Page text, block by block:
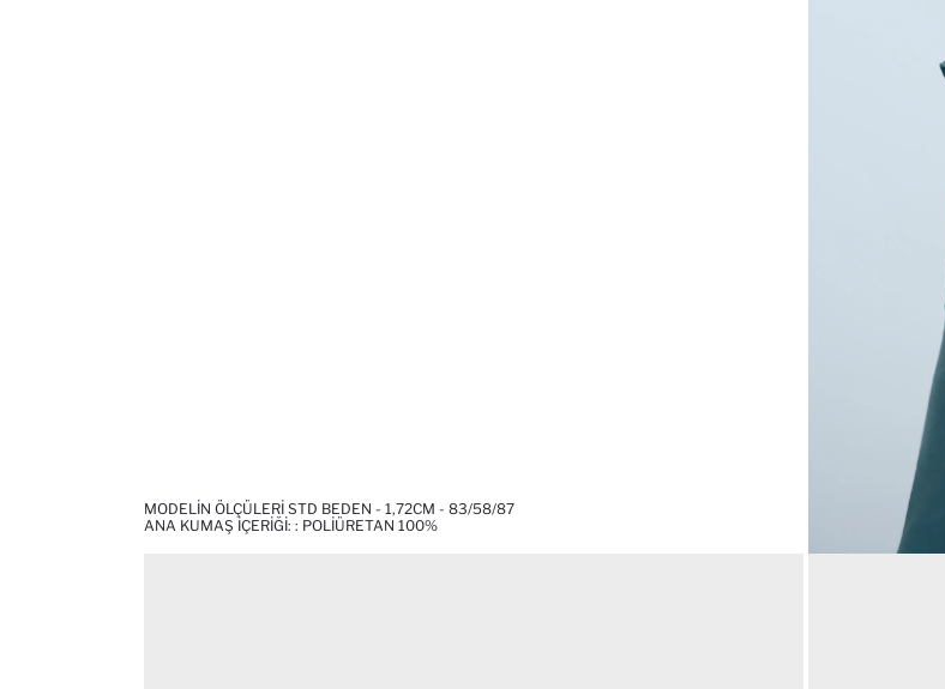
MODELIN ÖLÇÜLERI STD BEDEN - 1,72CM - 83/58/87
ANA KUMAŞ İÇERIĞI: : POLIÜRETAN 100%